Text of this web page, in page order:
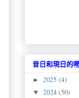
昔日和現日的
► 2025 (4)
▼ 2024 (50)